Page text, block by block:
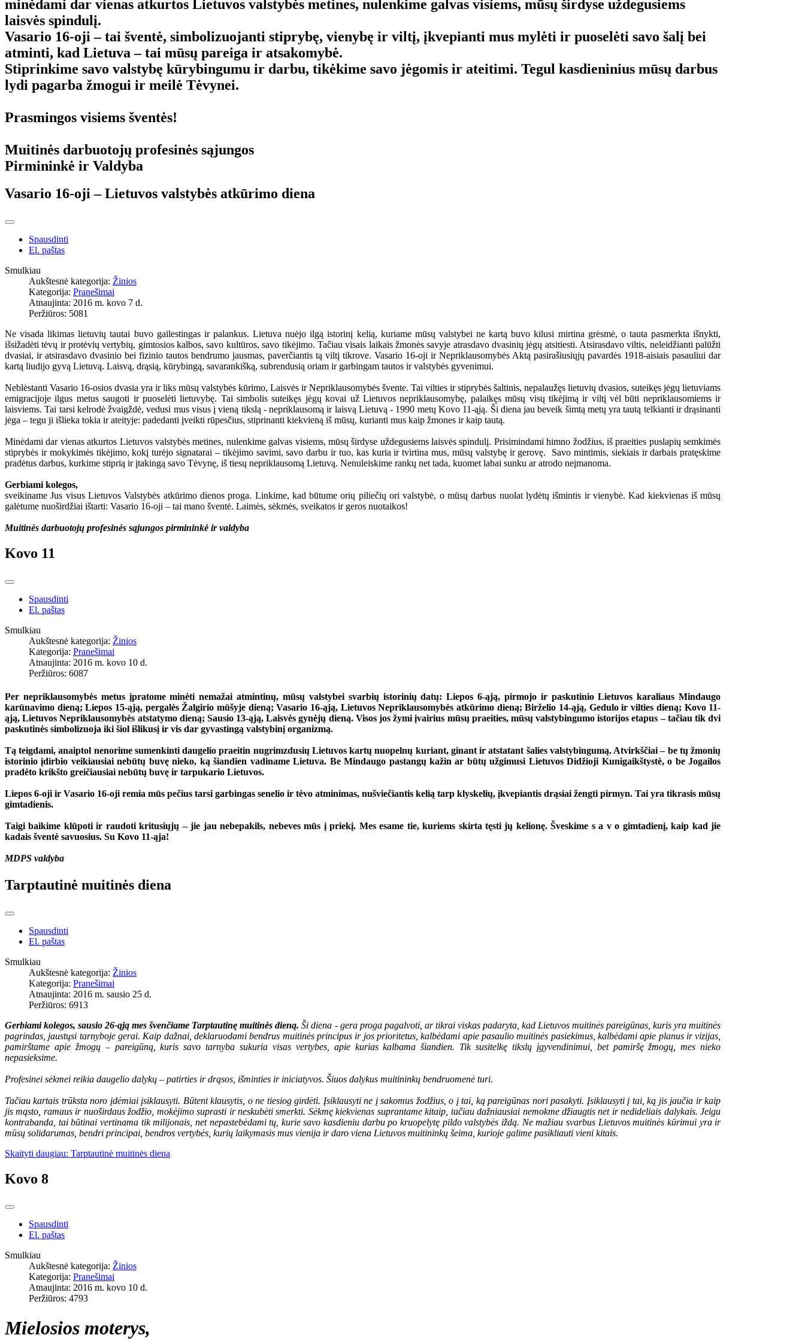
minėdami dar vienas atkurtos Lietuvos valstybės metines, nulenkime galvas visiems, mūsų širdyse uždegusiems
laisvės spindulį.
Vasario 16-oji – tai šventė, simbolizuojanti stiprybę, vienybę ir viltį, įkvepianti mus mylėti ir puoselėti savo šalį bei
atminti, kad Lietuva – tai mūsų pareiga ir atsakomybė.
Stiprinkime savo valstybę kūrybingumu ir darbu, tikėkime savo jėgomis ir ateitimi. Tegul kasdieninius mūsų darbus
lydi pagarba žmogui ir meilė Tėvynei.
Prasmingos visiems šventės!
Muitinės darbuotojų profesinės sąjungos
Pirmininkė ir Valdyba
Vasario 16-oji – Lietuvos valstybės atkūrimo diena
Spausdinti
El. paštas
Smulkiau
Aukštesnė kategorija: Žinios
Kategorija: Pranešimai
Atnaujinta: 2016 m. kovo 7 d.
Peržiūros: 5081
Ne visada likimas lietuvių tautai buvo gailestingas ir palankus. Lietuva nuėjo ilgą istorinį kelią, kuriame mūsų valstybei ne kartą buvo kilusi mirtina grėsmė, o tauta pasmerkta išnykti,
išsižadėti tėvų ir protėvių vertybių, gimtosios kalbos, savo kultūros, savo tikėjimo. Tačiau visais laikais žmonės savyje atrasdavo dvasinių jėgų atsitiesti. Atsirasdavo viltis, neleidžianti palūžti
dvasiai, ir atsirasdavo dvasinio bei fizinio tautos bendrumo jausmas, paverčiantis tą viltį tikrove. Vasario 16-oji ir Nepriklausomybės Aktą pasirašiusiųjų pavardės 1918-aisiais pasauliui dar
kartą liudijo gyvą Lietuvą. Laisvą, drąsią, kūrybingą, savarankišką, subrendusią oriam ir garbingam tautos ir valstybės gyvenimui.
Neblėstanti Vasario 16-osios dvasia yra ir liks mūsų valstybės kūrimo, Laisvės ir Nepriklausomybės švente. Tai vilties ir stiprybės šaltinis, nepalaužęs lietuvių dvasios, suteikęs jėgų lietuviams
emigracijoje ilgus metus saugoti ir puoselėti lietuvybę. Tai simbolis suteikęs jėgų kovai už Lietuvos nepriklausomybę, palaikęs mūsų visų tikėjimą ir viltį vėl būti nepriklausomiems ir
laisviems. Tai tarsi kelrodė žvaigždė, vedusi mus visus į vieną tikslą - nepriklausomą ir laisvą Lietuvą - 1990 metų Kovo 11-ąją. Ši diena jau beveik šimtą metų yra tautą telkianti ir drąsinanti
jėga – tegu ji išlieka tokia ir ateityje: padedanti įveikti rūpesčius, stiprinanti kiekvieną iš mūsų, kurianti mus kaip žmones ir kaip tautą.
Minėdami dar vienas atkurtos Lietuvos valstybės metines, nulenkime galvas visiems, mūsų širdyse uždegusiems laisvės spindulį. Prisimindami himno žodžius, iš praeities puslapių semkimės
stiprybės ir mokykimės tikėjimo, kokį turėjo signatarai – tikėjimo savimi, savo darbu ir tuo, kas kuria ir tvirtina mus, mūsų valstybę ir gerovę. Savo mintimis, siekiais ir darbais pratęskime
pradėtus darbus, kurkime stiprią ir įtakingą savo Tėvynę, iš tiesų nepriklausomą Lietuvą. Nenuleiskime rankų net tada, kuomet labai sunku ar atrodo neįmanoma.
Gerbiami kolegos,
sveikiname Jus visus Lietuvos Valstybės atkūrimo dienos proga. Linkime, kad būtume orių piliečių ori valstybė, o mūsų darbus nuolat lydėtų išmintis ir vienybė. Kad kiekvienas iš mūsų
galėtume nuoširdžiai ištarti: Vasario 16-oji – tai mano šventė. Laimės, sėkmės, sveikatos ir geros nuotaikos!
Muitinės darbuotojų profesinės sąjungos pirmininkė ir valdyba
Kovo 11
Spausdinti
El. paštas
Smulkiau
Aukštesnė kategorija: Žinios
Kategorija: Pranešimai
Atnaujinta: 2016 m. kovo 10 d.
Peržiūros: 6087
Per nepriklausomybės metus įpratome minėti nemažai atmintinų, mūsų valstybei svarbių istorinių datų: Liepos 6-ąją, pirmojo ir paskutinio Lietuvos karaliaus Mindaugo
karūnavimo dieną; Liepos 15-ąją, pergalės Žalgirio mūšyje dieną; Vasario 16-ąją, Lietuvos Nepriklausomybės atkūrimo dieną; Birželio 14-ąją, Gedulo ir vilties dieną; Kovo 11-
ąją, Lietuvos Nepriklausomybės atstatymo dieną; Sausio 13-ąją, Laisvės gynėjų dieną. Visos jos žymi įvairius mūsų praeities, mūsų valstybingumo istorijos etapus – tačiau tik dvi
paskutinės simbolizuoja iki šiol išlikusį ir vis dar gyvastingą valstybinį organizmą.
Tą teigdami, anaiptol nenorime sumenkinti daugelio praeitin nugrimzdusių Lietuvos kartų nuopelnų kuriant, ginant ir atstatant šalies valstybingumą. Atvirkščiai – be tų žmonių
istorinio įdirbio veikiausiai nebūtų buvę nieko, ką šiandien vadiname Lietuva. Be Mindaugo pastangų kažin ar būtų užgimusi Lietuvos Didžioji Kunigaikštystė, o be Jogailos
pradėto krikšto greičiausiai nebūtų buvę ir tarpukario Lietuvos.
Liepos 6-oji ir Vasario 16-oji remia mūs pečius tarsi garbingas senelio ir tėvo atminimas, nušviečiantis kelią tarp klyskelių, įkvepiantis drąsiai žengti pirmyn. Tai yra tikrasis mūsų
gimtadienis.
Taigi baikime klūpoti ir raudoti kritusiųjų – jie jau nebepakils, nebeves mūs į priekį. Mes esame tie, kuriems skirta tęsti jų kelionę. Šveskime s a v o gimtadienį, kaip kad jie
kadais šventė savuosius. Su Kovo 11-ąja!
MDPS valdyba
Tarptautinė muitinės diena
Spausdinti
El. paštas
Smulkiau
Aukštesnė kategorija: Žinios
Kategorija: Pranešimai
Atnaujinta: 2016 m. sausio 25 d.
Peržiūros: 6913
Gerbiami kolegos, sausio 26-ąją mes švenčiame Tarptautinę muitinės dieną. Ši diena - gera proga pagalvoti, ar tikrai viskas padaryta, kad Lietuvos muitinės pareigūnas, kuris yra muitinės
pagrindas, jaustųsi tarnyboje gerai. Kaip dažnai, deklaruodami bendrus muitinės principus ir jos prioritetus, kalbėdami apie pasaulio muitinės pasiekimus, kalbėdami apie planus ir vizijas,
pamirštame apie žmogų – pareigūną, kuris savo tarnyba sukuria visas vertybes, apie kurias kalbama šiandien. Tik susitelkę tikslų įgyvendinimui, bet pamiršę žmogų, mes nieko
nepasieksime.
Profesinei sėkmei reikia daugelio dalykų – patirties ir drąsos, išminties ir iniciatyvos. Šiuos dalykus muitininkų bendruomenė turi.
Tačiau kartais trūksta noro įdėmiai įsiklausyti. Būtent klausytis, o ne tiesiog girdėti. Įsiklausyti ne į sakomus žodžius, o į tai, ką pareigūnas nori pasakyti. Įsiklausyti į tai, ką jis jaučia ir kaip
jis mąsto, ramaus ir nuoširdaus žodžio, mokėjimo suprasti ir neskubėti smerkti. Sėkmę kiekvienas suprantame kitaip, tačiau dažniausiai nemokme džiaugtis net ir nedideliais dalykais. Jeigu
kontrabanda, tai būtinai vertinama tik milijonais, net nepastebėdami tų, kurie savo kasdieniu darbu po kruopelytę pildo valstybės iždą. Ne mažiau svarbus Lietuvos muitinės kūrimui yra ir
mūsų solidarumas, bendri principai, bendros vertybės, kurių laikymasis mus vienija ir daro viena Lietuvos muitininkų šeima, kurioje galime pasikliauti vieni kitais.
Skaityti daugiau: Tarptautinė muitinės diena
Kovo 8
Spausdinti
El. paštas
Smulkiau
Aukštesnė kategorija: Žinios
Kategorija: Pranešimai
Atnaujinta: 2016 m. kovo 10 d.
Peržiūros: 4793
Mielosios moterys,